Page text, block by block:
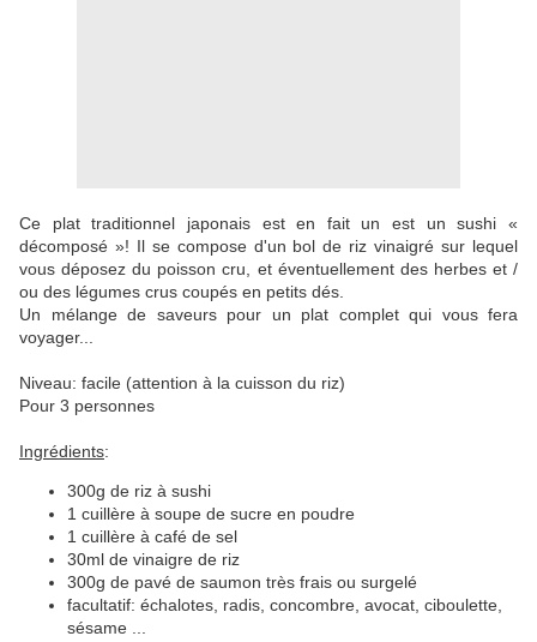
Ce plat traditionnel japonais est en fait un est un sushi «
décomposé »! Il se compose d'un bol de riz vinaigré sur lequel
vous déposez du poisson cru, et éventuellement des herbes et /
ou des légumes crus coupés en petits dés.
Un mélange de saveurs pour un plat complet qui vous fera
voyager...
Niveau: facile (attention à la cuisson du riz)
Pour 3 personnes
Ingrédients:
300g de riz à sushi
1 cuillère à soupe de sucre en poudre
1 cuillère à café de sel
30ml de vinaigre de riz
300g de pavé de saumon très frais ou surgelé
facultatif: échalotes, radis, concombre, avocat, ciboulette,
sésame ...